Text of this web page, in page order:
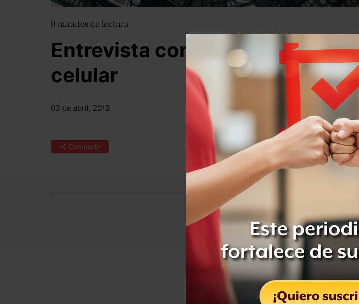
0 minutos de lectura
Entrevista con el inventor del
celular
03 de abril, 2013
Dulce
@WikiRamos
Compartir Leer
Compartir Leer
OCULTAR